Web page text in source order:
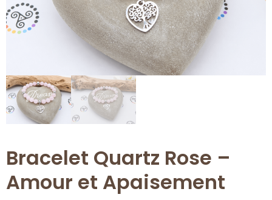
Bracelet Quartz Rose –
Amour et Apaisement